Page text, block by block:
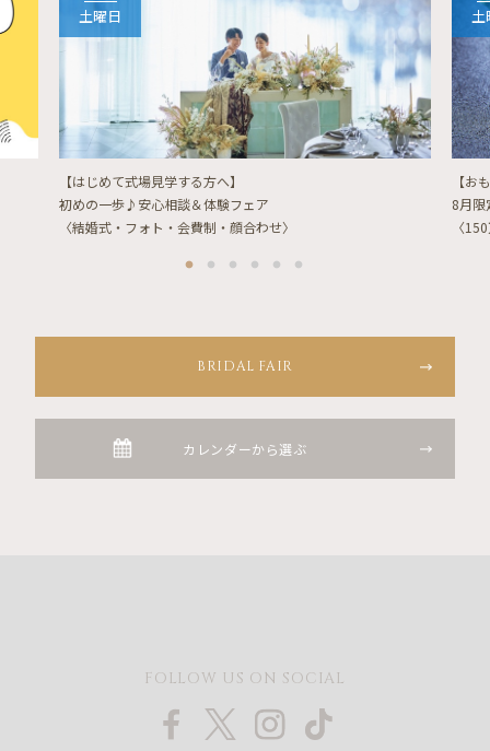
土曜日
【はじめて式場見学する方へ】
初めの一歩♪安心相談＆体験フェア
〈結婚式・フォト・会費制・顔合わせ〉
土
【お
8月限
〈
BRIDAL FAIR
カレンダーから選ぶ
FOLLOW US ON SOCIAL